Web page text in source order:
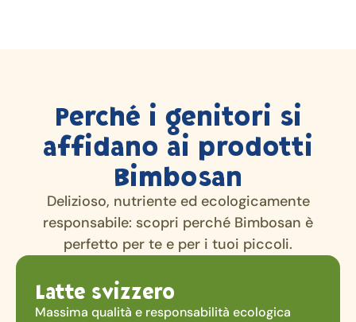
Perché i genitori si
affidano ai prodotti
Bimbosan
Delizioso, nutriente ed ecologicamente
responsabile: scopri perché Bimbosan è
perfetto per te e per i tuoi piccoli.
Latte svizzero
Massima qualità e responsabilità ecologica